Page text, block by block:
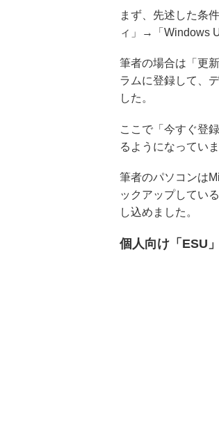
まず、先述した条
ィ」→「Windows
筆者の場合は「更
ラムに登録して、
した。
ここで「今すぐ登
るようになっていま
筆者のパソコンは
ックアップしてい
し込めました。
個人向け「ESU